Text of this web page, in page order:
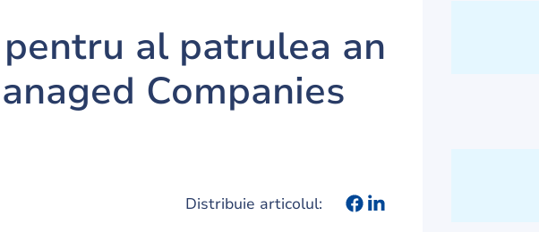
al patrulea an
Companies
Distribuie articolul: